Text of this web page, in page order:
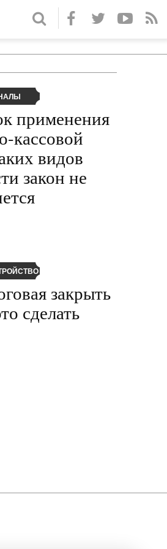
применения
кассовой
видов
закон не
закрыть
сделать
Для любых предложений по
сайту: yugagroteh@cp9.ru